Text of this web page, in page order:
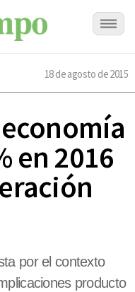
18 de agosto de 2015
en 2016
por el contexto
producto